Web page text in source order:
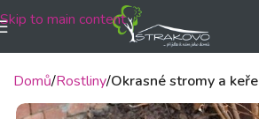
Skip to main content
Domů Rostliny Okrasné stromy a keře